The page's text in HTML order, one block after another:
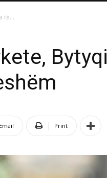
të...
Bytyqi
Email Print